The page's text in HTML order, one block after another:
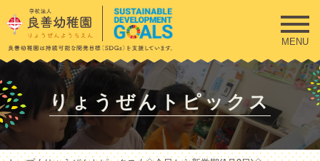
このページの本文へ
MENU
りょうぜんトピックス